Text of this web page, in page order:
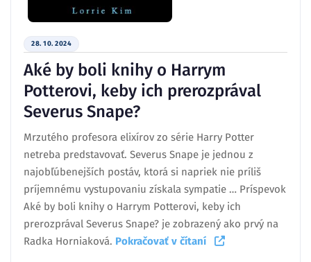
28. 10. 2024
Aké by boli knihy o Harrym
Potterovi, keby ich prerozprával
Severus Snape?
Mrzutého profesora elixírov zo série Harry Potter
netreba predstavovať. Severus Snape je jednou z
najobľúbenejších postáv, ktorá si napriek nie príliš
príjemnému vystupovaniu získala sympatie … Príspevok
Aké by boli knihy o Harrym Potterovi, keby ich
prerozprával Severus Snape? je zobrazený ako prvý na
Radka Horniaková. Pokračovať v čítaní